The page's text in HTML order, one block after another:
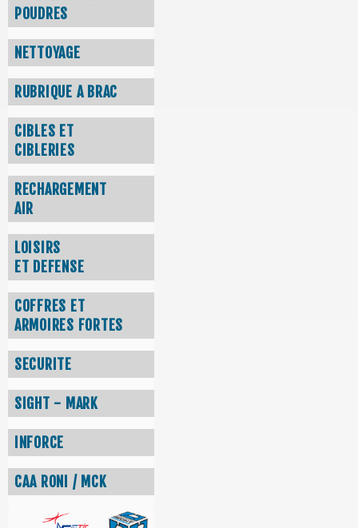
POUDRES
NETTOYAGE
RUBRIQUE A BRAC
CIBLES ET
CIBLERIES
RECHARGEMENT
AIR
LOISIRS
ET DEFENSE
COFFRES ET
ARMOIRES FORTES
SECURITE
SIGHT - MARK
INFORCE
CAA RONI / MCK